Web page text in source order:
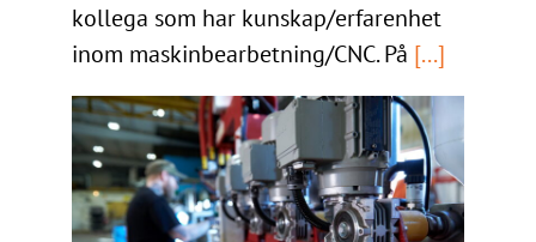
kollega som har kunskap/erfarenhet
inom maskinbearbetning/CNC. På [...]